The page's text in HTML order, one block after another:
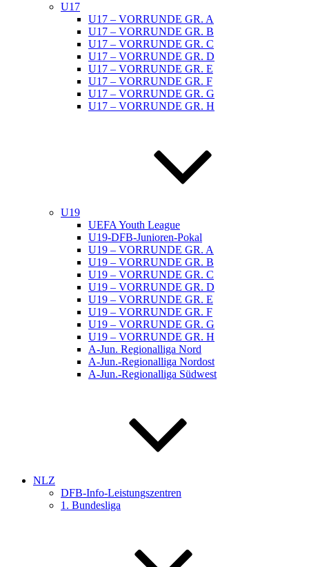
U17
U17 – VORRUNDE GR. A
U17 – VORRUNDE GR. B
U17 – VORRUNDE GR. C
U17 – VORRUNDE GR. D
U17 – VORRUNDE GR. E
U17 – VORRUNDE GR. F
U17 – VORRUNDE GR. G
U17 – VORRUNDE GR. H
U19
UEFA Youth League
U19-DFB-Junioren-Pokal
U19 – VORRUNDE GR. A
U19 – VORRUNDE GR. B
U19 – VORRUNDE GR. C
U19 – VORRUNDE GR. D
U19 – VORRUNDE GR. E
U19 – VORRUNDE GR. F
U19 – VORRUNDE GR. G
U19 – VORRUNDE GR. H
A-Jun. Regionalliga Nord
A-Jun.-Regionalliga Nordost
A-Jun.-Regionalliga Südwest
NLZ
DFB-Info-Leistungszentren
1. Bundesliga